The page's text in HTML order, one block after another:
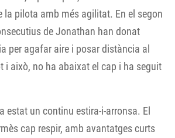
la pilota amb més agilitat. En el segon
de Jonathan han donat
per agafar aire i posar distància al
i això, no ha abaixat el cap i ha seguit
estat un continu estira-i-arronsa. El
cap respir, amb avantatges curts